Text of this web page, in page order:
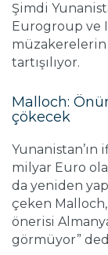
Şimdi
Eurogroup ve
müzakerelerin
tartışılıyor.
Malloch:
çökecek
milyar Euro
da yeniden
çeken
önerisi
görmüyor”